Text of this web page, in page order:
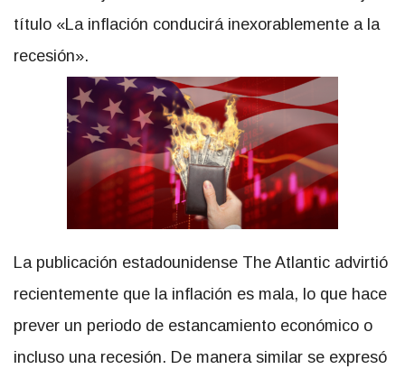
título «La inflación conducirá inexorablemente a la
recesión».
La publicación estadounidense The Atlantic advirtió
recientemente que la inflación es mala, lo que hace
prever un periodo de estancamiento económico o
incluso una recesión. De manera similar se expresó